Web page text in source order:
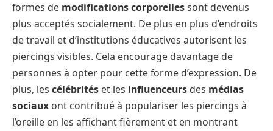
formes de modifications corporellessont devenus
plus acceptés socialement. De plus en plus d’endroits
de travail et d’institutions éducatives autorisent les
piercings visibles. Cela encourage davantage de
personnes à opter pour cette forme d’expression. De
plus, les célébrités et les influenceurs des médias
sociaux ont contribué à populariser les piercings à
l’oreille en les affichant fièrement et en montrant